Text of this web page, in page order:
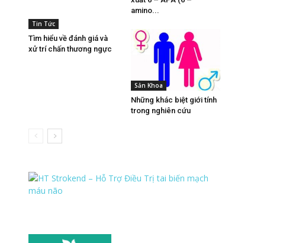
amino...
Tin Tức
Tìm hiểu về đánh giá và
xử trí chấn thương ngực
Sản Khoa
Những khác biệt giới tính
trong nghiên cứu